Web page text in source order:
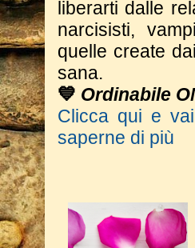
liberarti dalle
narcisisti,
quelle create
sana.
💙 Ordinabile
Clicca qui e
saperne di più